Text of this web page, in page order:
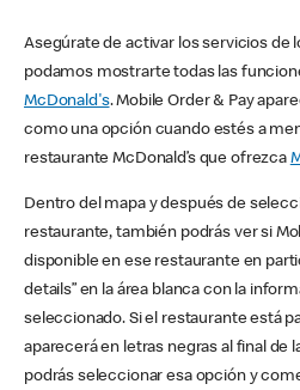
Asegúrate de activar los servicios de
podamos mostrarte todas las
McDonald's. Mobile Order & Pay
como una opción cuando estés a
restaurante McDonald’s que ofrezca
Dentro del mapa y después de
restaurante, también podrás ver si
disponible en ese restaurante en
details” en la área blanca con la
seleccionado. Si el restaurante está
aparecerá en letras negras al final de
podrás seleccionar esa opción y